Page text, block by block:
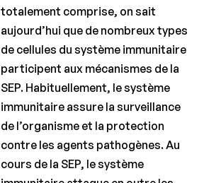
totalement comprise, on sait
aujourd’hui que de nombreux types
de cellules du système immunitaire
participent aux mécanismes de la
SEP. Habituellement, le système
immunitaire assure la surveillance
de l’organisme et la protection
contre les agents pathogènes. Au
cours de la SEP, le système